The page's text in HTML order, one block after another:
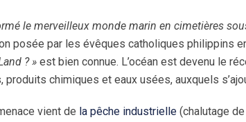
le merveilleux monde marin en cimetières
posée par les évêques catholiques philippins
? » est bien connue. L’océan est devenu le
produits chimiques et eaux usées, auxquels
vient de la pêche industrielle (chalutage